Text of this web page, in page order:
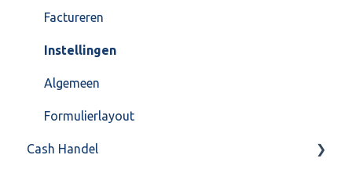
Factureren
Instellingen
Algemeen
Formulierlayout
Cash Handel